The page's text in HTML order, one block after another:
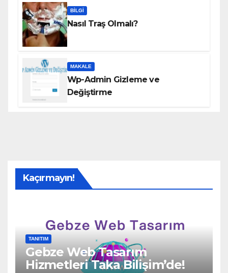
BILGI
Nasıl Traş Olmalı?
MAKALE
Wp-Admin Gizleme ve
Değiştirme
Kaçırmayın!
TANITIM
Gebze Web Tasarım
Hizmetleri Taka Bilişim’de!